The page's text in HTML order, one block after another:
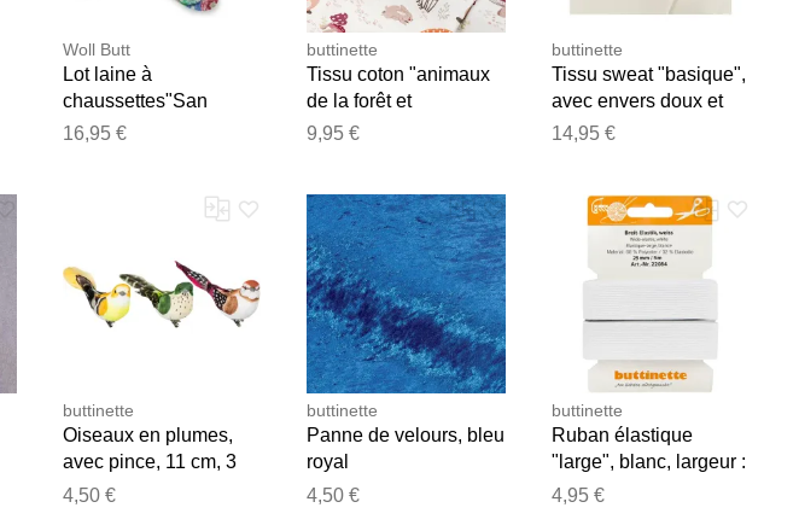
Woll Butt
Lot laine à
chaussettes"San
Antonio", 300 g
16,95 €
buttinette
Tissu coton "animaux
de la forêt et
champignons",
9,95 €
buttinette
Tissu sweat "basique",
avec envers doux et
gratté, blanc
14,95 €
buttinette
Oiseaux en plumes,
avec pince, 11 cm, 3
pièces
4,50 €
buttinette
Panne de velours, bleu
royal
4,50 €
buttinette
Ruban élastique
"large", blanc, largeur :
25 mm, longueur : 5 m
4,95 €